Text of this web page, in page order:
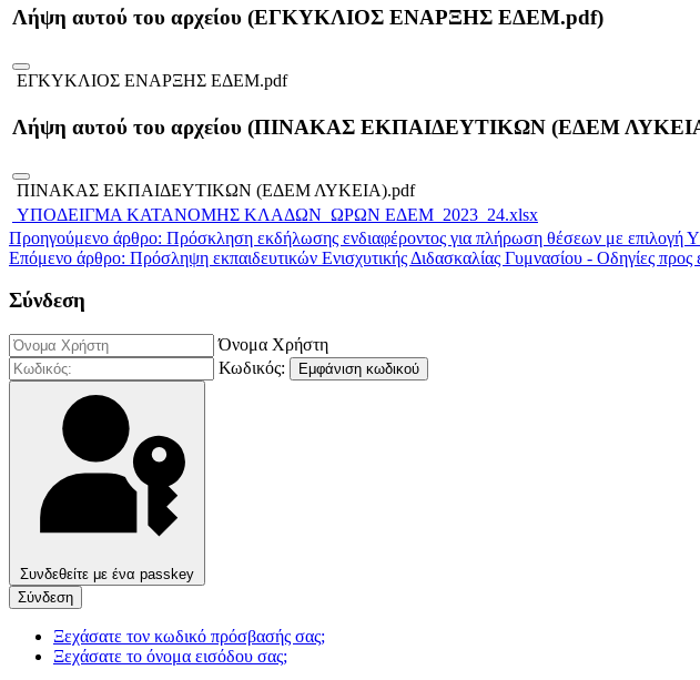
Λήψη αυτού του αρχείου (ΕΓΚΥΚΛΙΟΣ ΕΝΑΡΞΗΣ ΕΔΕΜ.pdf)
ΕΓΚΥΚΛΙΟΣ ΕΝΑΡΞΗΣ ΕΔΕΜ.pdf
Λήψη αυτού του αρχείου (ΠΙΝΑΚΑΣ ΕΚΠΑΙΔΕΥΤΙΚΩΝ (ΕΔΕΜ
ΠΙΝΑΚΑΣ ΕΚΠΑΙΔΕΥΤΙΚΩΝ (ΕΔΕΜ ΛΥΚΕΙΑ).pdf
ΥΠΟΔΕΙΓΜΑ ΚΑΤΑΝΟΜΗΣ ΚΛΑΔΩΝ_ΩΡΩΝ ΕΔΕΜ_2023_24.xlsx
Προηγούμενο άρθρο: Πρόσκληση εκδήλωσης ενδιαφέροντος για πλήρωση θέσεων με
Επόμενο άρθρο: Πρόσληψη εκπαιδευτικών Ενισχυτικής Διδασκαλίας Γυμνασίου - Οδηγίες προς
Σύνδεση
Όνομα Χρήστη
Κωδικός:
Εμφάνιση κωδικού
Συνδεθείτε με ένα passkey
Σύνδεση
Ξεχάσατε τον κωδικό πρόσβασής σας;
Ξεχάσατε το όνομα εισόδου σας;